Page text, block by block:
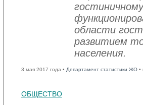
области
развитием
населения.
3 мая 2017 года • Департамент статистики ЖО •
ОБЩЕСТВО